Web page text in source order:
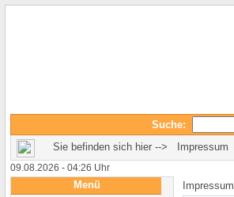
Suche:
Sie befinden sich hier --> Impressum
09.08.2026 - 04:26 Uhr
Menü Impressum